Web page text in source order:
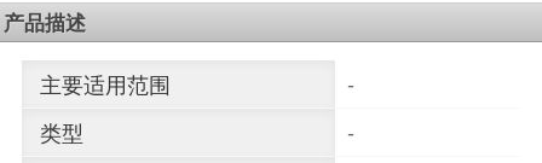
产品描述
主要适用范围
-
类型
-